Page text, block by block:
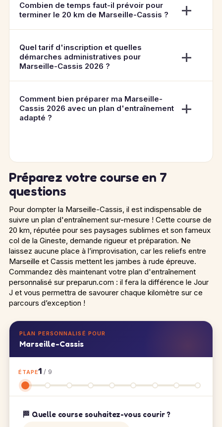
Combien de temps faut-il prévoir pour
terminer le 20 km de Marseille-Cassis ?
Quel tarif d'inscription et quelles
démarches administratives pour
Marseille-Cassis 2026 ?
Comment bien préparer ma Marseille-
Cassis 2026 avec un plan d'entraînement
adapté ?
Préparez votre course en 7
questions
Pour dompter la Marseille-Cassis, il est indispensable de
suivre un plan d'entraînement sur-mesure ! Cette course de
20 km, réputée pour ses paysages sublimes et son fameux
col de la Gineste, demande rigueur et préparation. Ne
laissez aucune place à l’improvisation, car les reliefs entre
Marseille et Cassis mettent les jambes à rude épreuve.
Commandez dès maintenant votre plan d'entraînement
personnalisé sur preparun.com : il fera la différence le Jour
J et vous permettra de savourer chaque kilomètre sur ce
parcours d’exception !
PLAN PERSONNALISÉ POUR
Marseille-Cassis
ÉTAPE1 / 9
🏁 Quelle course souhaitez-vous courir ?